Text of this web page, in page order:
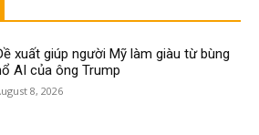
xuất giúp người Mỹ làm giàu từ bùng
AI của ông Trump
8, 2026